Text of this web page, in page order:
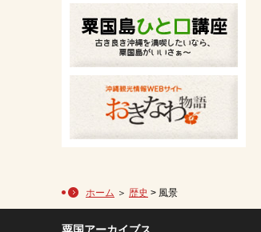
ホーム ＞ 歴史 > 風景